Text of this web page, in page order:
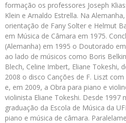
formação os professores Joseph
Klein e Arnaldo Estrella. Na
orientação de Fany Solter e Helmut
em Música de Câmara em 1975.
(Alemanha) em 1995 o Doutorado
ao lado de músicos como Boris
Blech, Celine Imbert, Eliane Tokeshi,
2008 o disco Canções de F. Liszt
e, em 2009, a Obra para piano e
violinista Eliane Tokeshi. Desde 1997
graduação da Escola de Música da
piano e música de câmara.